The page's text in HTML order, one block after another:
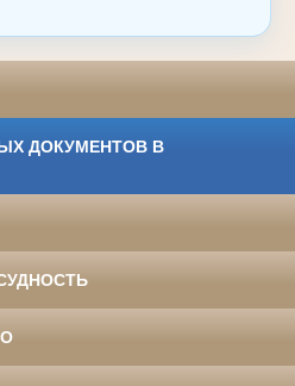
ДОКУМЕНТОВ В